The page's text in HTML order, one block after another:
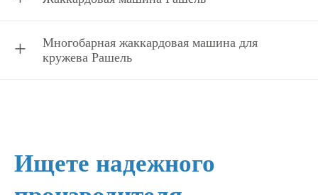
Многобарная жаккардовая машина для
кружева Рашель
Ищете надежного